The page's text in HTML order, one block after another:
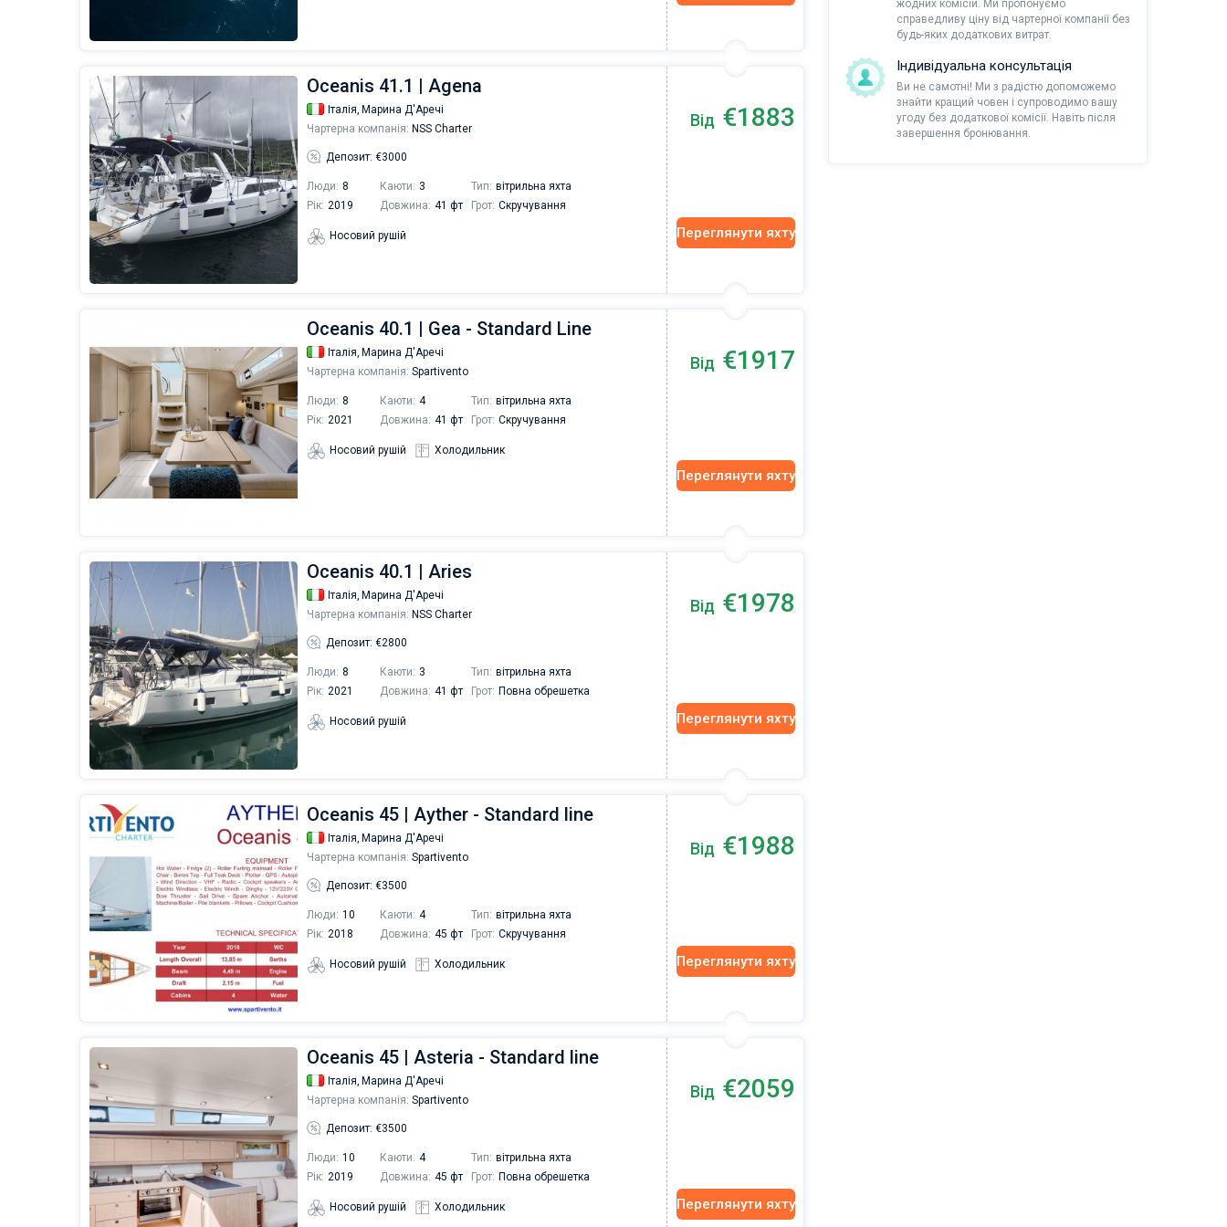
Oceanis 41.1 | Agena
Італія, Марина Д'Аречі
Чартерна компанія: NSS Charter
Депозит: €3000
Люди: 8 Каюти: 3 Тип: вітрильна яхта
Рік: 2019 Довжина: 41 фт Грот: Скручування
Носовий рушій
Від €1883
Переглянути яхту
Oceanis 40.1 | Gea - Standard Line
Італія, Марина Д'Аречі
Чартерна компанія: Spartivento
Люди: 8 Каюти: 4 Тип: вітрильна яхта
Рік: 2021 Довжина: 41 фт Грот: Скручування
Носовий рушій Холодильник
Від €1917
Переглянути яхту
Oceanis 40.1 | Aries
Італія, Марина Д'Аречі
Чартерна компанія: NSS Charter
Депозит: €2800
Люди: 8 Каюти: 3 Тип: вітрильна яхта
Рік: 2021 Довжина: 41 фт Грот: Повна обрешетка
Носовий рушій
Від €1978
Переглянути яхту
Oceanis 45 | Ayther - Standard line
Італія, Марина Д'Аречі
Чартерна компанія: Spartivento
Депозит: €3500
Люди: 10 Каюти: 4 Тип: вітрильна яхта
Рік: 2018 Довжина: 45 фт Грот: Скручування
Носовий рушій Холодильник
Від €1988
Переглянути яхту
Oceanis 45 | Asteria - Standard line
Італія, Марина Д'Аречі
Чартерна компанія: Spartivento
Депозит: €3500
Люди: 10 Каюти: 4 Тип: вітрильна яхта
Рік: 2019 Довжина: 45 фт Грот: Повна обрешетка
Носовий рушій Холодильник
Від €2059
Переглянути яхту
жодних комісій. Ми пропонуємо
справедливу ціну від чартерної компанії без
будь-яких додаткових витрат.
Індивідуальна консультація
Ви не самотні! Ми з радістю допоможемо
знайти кращий човен і супроводимо вашу
угоду без додаткової комісії. Навіть після
завершення бронювання.